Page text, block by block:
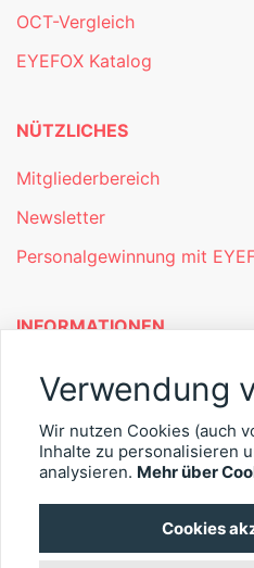
OCT-Vergleich
EYEFOX Katalog
NÜTZLICHES
Mitgliederbereich
Newsletter
Personalgewinnung mit
INFORMATIONEN
Was ist EYEFOX – Ihre
Kontakt
Verwendung
Wir nutzen Cookies (auch
Inhalte zu personalisieren
analysieren. Mehr über
Cookies